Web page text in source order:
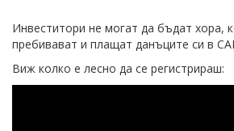
Инвеститори не могат да бъдат хора,
пребивават и плащат данъците си в
Виж колко е лесно да се регистрираш: